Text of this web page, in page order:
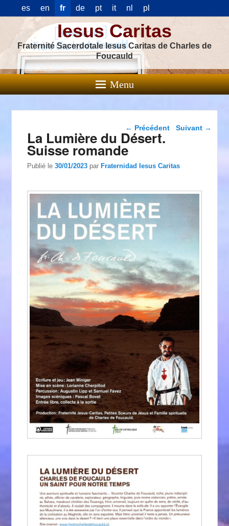
es en fr de pt it nl pl
Iesus Caritas
Fraternité Sacerdotale Iesus Caritas de Charles de
Foucauld
Menu
Navigation dans les
← Précédent Suivant →
La Lumière du Désert.
Suisse romande
Publié le30/01/2023 parFraternidad Iesus Caritas